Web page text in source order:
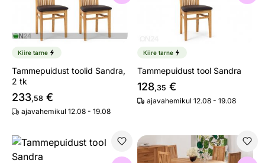
Kiire tarne
Tammepuidust toolid Sandra,
2 tk
233,58 €
ajavahemikul 12.08 - 19.08
Kiire tarne
Tammepuidust tool Sandra
128,35 €
ajavahemikul 12.08 - 19.08
Tammepuidust tool Sandra Tammepuust pikendatav